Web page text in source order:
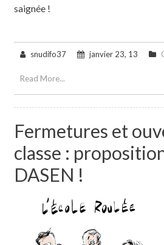
saignée !
snudifo37 janvier 23, 13
Read More...
Fermetures et
classe :
DASEN !